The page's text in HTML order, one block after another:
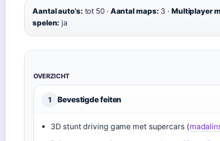
Aantal auto’s: tot 50 · Aantal maps: 3 · Multiplayer
spelen: ja
OVERZICHT
1 Bevestigde feiten
3D stunt driving game met supercars (